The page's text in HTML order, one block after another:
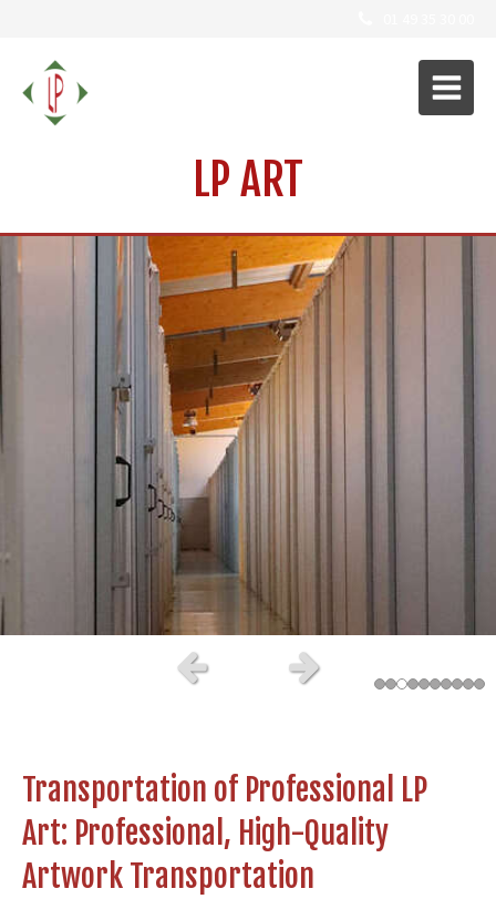
LP ART
Slide précédentSlide suivant
Transportation of Professional LP
Art: Professional, High-Quality
Artwork Transportation